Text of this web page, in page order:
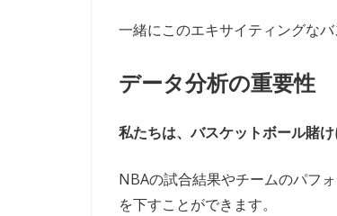
一緒にこのエキサイティングな
データ分析の重要性
私たちは、バスケットボール賭
NBAの試合結果やチームのパフ
を下すことができます。